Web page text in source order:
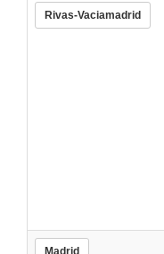
Rivas-Vaciamadrid
Madrid